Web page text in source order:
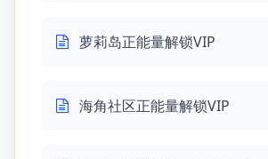
萝莉岛正能量解锁VIP
海角社区正能量解锁VIP